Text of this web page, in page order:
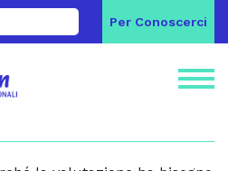
Per Conoscerci